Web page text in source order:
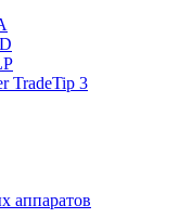
TradeTip 3
аппаратов